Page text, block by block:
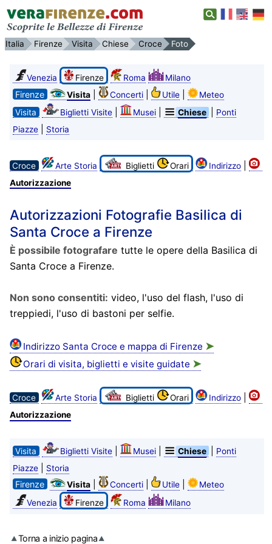
Italia Firenze Visita Chiese Croce Foto
Venezia Firenze Roma Milano
Firenze Visita| Concerti| Utile|
Meteo
Visita
Biglietti Visite| Musei| Chiese
Ponti
Piazze| Storia
Croce Arte Storia Biglietti Orari Indirizzo|
Autorizzazione
Autorizzazioni Fotografie Basilica di
Santa Croce a Firenze
È possibile fotografare tutte le opere della Basilica di
Santa Croce a Firenze.
Non sono consentiti: video, l'uso del flash, l'uso di
treppiedi, l'uso di bastoni per selfie.
Indirizzo Santa Croce e mappa di Firenze ➤
Orari di visita, biglietti e visite guidate ➤
Croce Arte Storia Biglietti Orari Indirizzo|
Autorizzazione
Visita Biglietti Visite| Musei| Chiese
Ponti
Piazze| Storia
Firenze Visita| Concerti| Utile|
Meteo
Venezia
Firenze Roma Milano
Torna a inizio pagina